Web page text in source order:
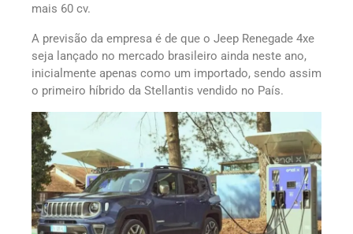
mais 60 cv.
A previsão da empresa é de que o Jeep Renegade 4xe
seja lançado no mercado brasileiro ainda neste ano,
inicialmente apenas como um importado, sendo assim
o primeiro híbrido da Stellantis vendido no País.